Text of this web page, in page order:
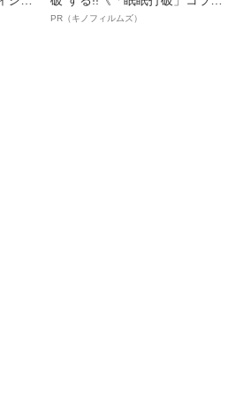
した
ボ》
PR（キノフィルムズ）